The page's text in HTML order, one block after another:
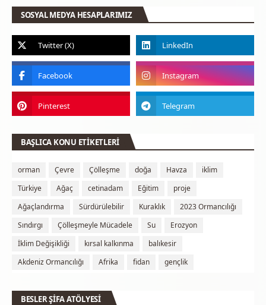
SOSYAL MEDYA HESAPLARIMIZ
BAŞLICA KONU ETİKETLERİ
orman Çevre Çölleşme doğa Havza
iklim
Türkiye
Ağaç cetinadam Eğitim
proje
Ağaçlandırma
Sürdürülebilir Kuraklık
2023 Ormancılığı
Sındırgı
Çölleşmeyle Mücadele Su
Erozyon
İklim Değişikliği
kırsal kalkınma
balıkesir
Akdeniz Ormancılığı
Afrika fidan gençlik
BESLER ŞİFA ATÖLYESİ